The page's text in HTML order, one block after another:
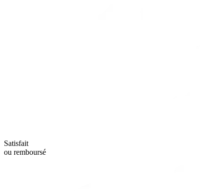
Satisfait
ou remboursé